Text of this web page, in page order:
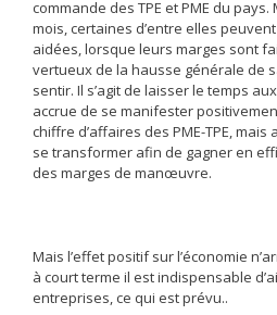
commande des TPE et PME du
mois, certaines d’entre elles
aidées, lorsque leurs marges sont
vertueux de la hausse générale de
sentir. Il s’agit de laisser le temps
accrue de se manifester
chiffre d’affaires des PME-TPE,
se transformer afin de gagner en
des marges de manœuvre.
Mais l’effet positif sur l’économie
à court terme il est indispensable
entreprises, ce qui est prévu..